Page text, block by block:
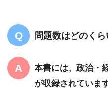
問題数はどのく
本書には、政治・
が収録されていま